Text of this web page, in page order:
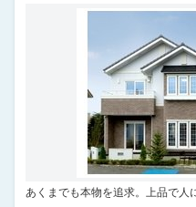
あくまでも本物を追求。上品で人